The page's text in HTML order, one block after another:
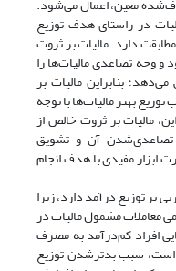
معین، اعمال می‌شود.
در راستای هدف توزیع
دارد. مالیات بر ثروت
وجه تصاعدی مالیات‌ها را
بنابراین مالیات بر
بهتر مالیات‌ها با توجه
مالیات بر ثروت خالص از
تصاعدی‌شدن آن و تشویق
ابزار مفیدی با هدف انجام
بر توزیع درآمد دارد، زیرا
معاملات مشمول مالیات در
افراد کم‌درآمد به مصرف
است، سبب بدتر‌شدن توزیع